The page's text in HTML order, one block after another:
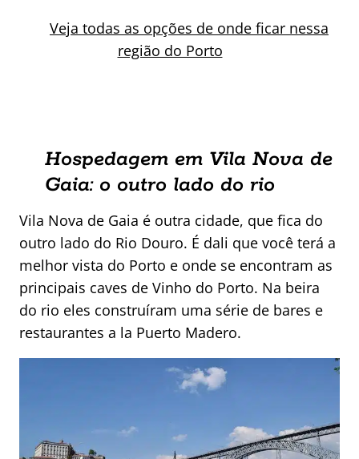
Veja todas as opções de onde ficar nessa
região do Porto
Hospedagem em Vila Nova de
Gaia: o outro lado do rio
Vila Nova de Gaia é outra cidade, que fica do
outro lado do Rio Douro. É dali que você terá a
melhor vista do Porto e onde se encontram as
principais caves de Vinho do Porto. Na beira
do rio eles construíram uma série de bares e
restaurantes a la Puerto Madero.